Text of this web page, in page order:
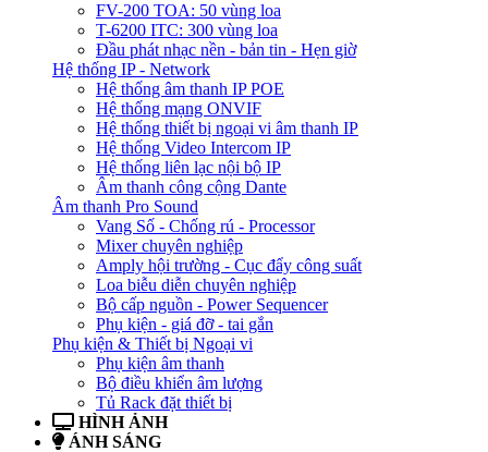
FV-200 TOA: 50 vùng loa
T-6200 ITC: 300 vùng loa
Đầu phát nhạc nền - bản tin - Hẹn giờ
Hệ thống IP - Network
Hệ thống âm thanh IP POE
Hệ thống mạng ONVIF
Hệ thống thiết bị ngoại vi âm thanh IP
Hệ thống Video Intercom IP
Hệ thống liên lạc nội bộ IP
Âm thanh công cộng Dante
Âm thanh Pro Sound
Vang Số - Chống rú - Processor
Mixer chuyên nghiệp
Amply hội trường - Cục đẩy công suất
Loa biễu diễn chuyên nghiệp
Bộ cấp nguồn - Power Sequencer
Phụ kiện - giá đỡ - tai gắn
Phụ kiện & Thiết bị Ngoại vi
Phụ kiện âm thanh
Bộ điều khiển âm lượng
Tủ Rack đặt thiết bị
HÌNH ẢNH
ÁNH SÁNG